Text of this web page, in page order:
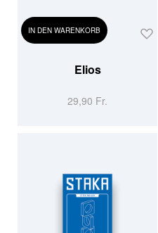
IN DEN WARENKORB
Elios
29,90 Fr.